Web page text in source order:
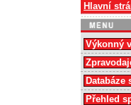
Hlavní
Výkonný
Přehled